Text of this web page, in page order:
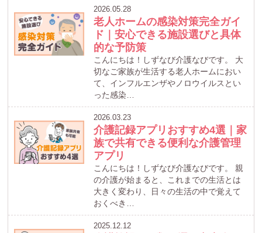
2026.05.28
老人ホームの感染対策完全ガイ
ド｜安心できる施設選びと具体
的な予防策
こんにちは！しずなび介護なびです。 大
切なご家族が生活する老人ホームにおい
て、インフルエンザやノロウイルスとい
った感染…
2026.03.23
介護記録アプリおすすめ4選｜家
族で共有できる便利な介護管理
アプリ
こんにちは！しずなび介護なびです。 親
の介護が始まると、これまでの生活とは
大きく変わり、日々の生活の中で覚えて
おくべき…
2025.12.12